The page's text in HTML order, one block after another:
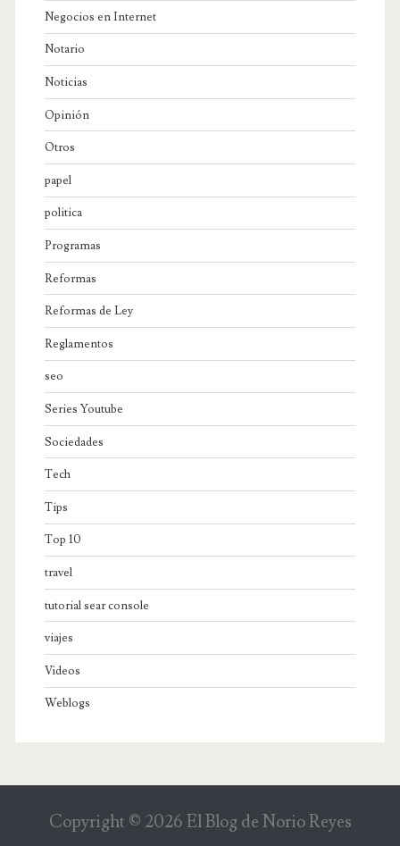
Negocios en Internet
Notario
Noticias
Opinión
Otros
papel
politica
Programas
Reformas
Reformas de Ley
Reglamentos
seo
Series Youtube
Sociedades
Tech
Tips
Top 10
travel
tutorial sear console
viajes
Videos
Weblogs
Copyright © 2026 El Blog de Norio Reyes